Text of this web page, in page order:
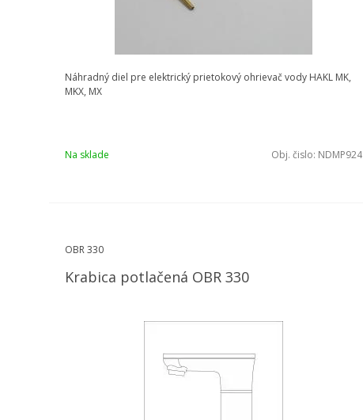
Náhradný diel pre elektrický prietokový ohrievač vody HAKL MK,
MKX, MX
Na sklade Obj. čislo: NDMP924
OBR 330
Krabica potlačená OBR 330